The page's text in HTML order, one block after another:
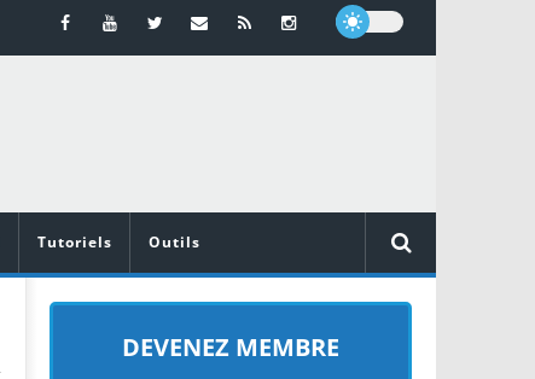
Tutoriels Outils
DEVENEZ MEMBRE